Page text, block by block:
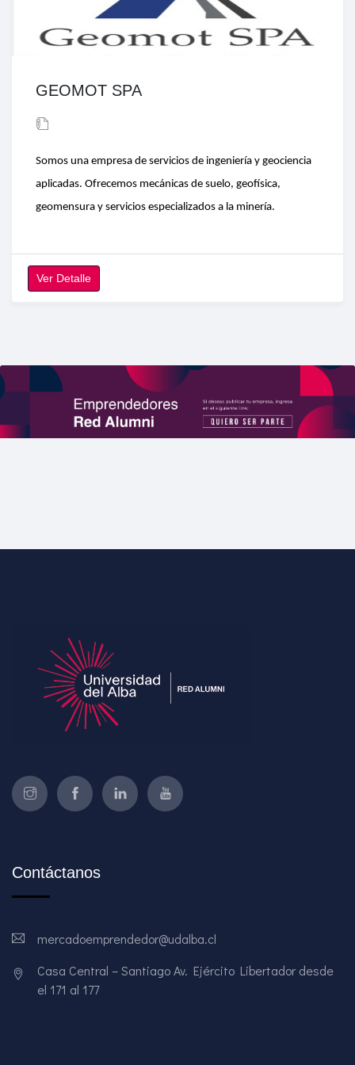
GEOMOT SPA
Somos una empresa de servicios de ingeniería y geociencia
aplicadas. Ofrecemos mecánicas de suelo, geofísica,
geomensura y servicios especializados a la minería.
Ver Detalle
Contáctanos
mercadoemprendedor@udalba.cl
Casa Central – Santiago Av. Ejército Libertador desde
el 171 al 177